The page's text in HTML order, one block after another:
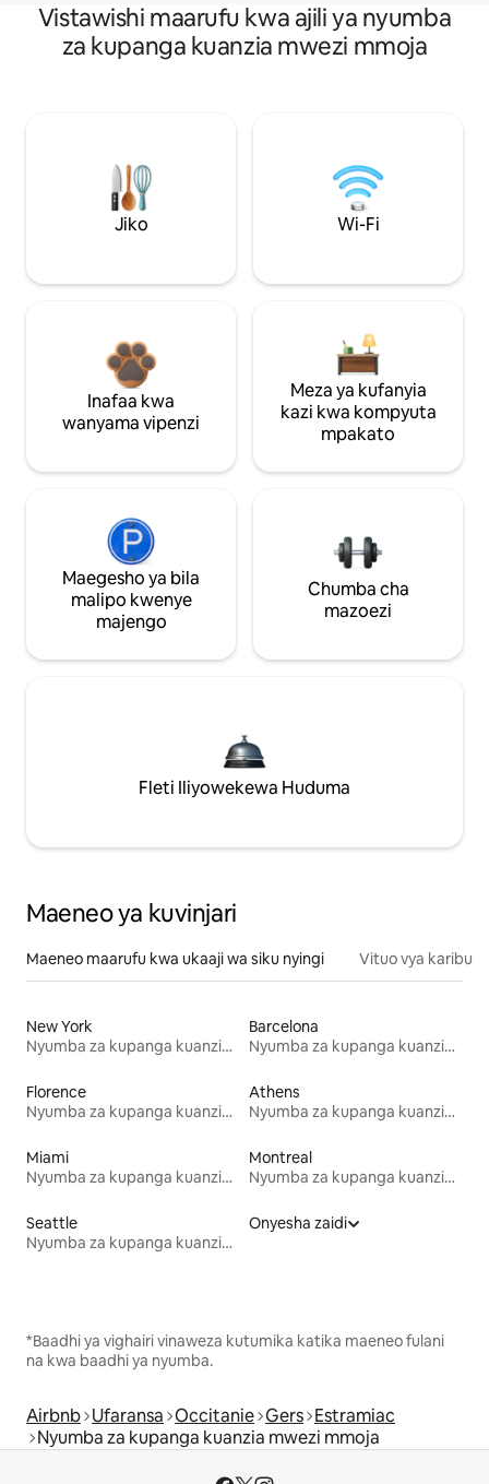
Vistawishi maarufu kwa ajili ya nyumba
za kupanga kuanzia mwezi mmoja
Jiko Wi-Fi
Inafaa kwa
wanyama vipenzi
Meza ya kufanyia
kazi kwa kompyuta
mpakato
Maegesho ya bila
malipo kwenye
majengo
Chumba cha
mazoezi
Fleti Iliyowekewa Huduma
Maeneo ya kuvinjari
Maeneo maarufu kwa ukaaji wa siku nyingi Vituo vya karibu
New York
Nyumba za kupanga kuanzia mwezi mmoja
Barcelona
Nyumba za kupanga kuanzia mwezi mmoja
Florence
Nyumba za kupanga kuanzia mwezi mmoja
Athens
Nyumba za kupanga kuanzia mwezi mmoja
Miami
Nyumba za kupanga kuanzia mwezi mmoja
Montreal
Nyumba za kupanga kuanzia mwezi mmoja
Seattle
Nyumba za kupanga kuanzia mwezi mmoja
Onyesha zaidi
*Baadhi ya vighairi vinaweza kutumika katika maeneo fulani
na kwa baadhi ya nyumba.
Airbnb Ufaransa Occitanie Gers Estramiac
Nyumba za kupanga kuanzia mwezi mmoja